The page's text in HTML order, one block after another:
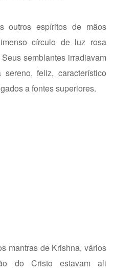
outros espíritos de mãos
círculo de luz rosa
semblantes irradiavam
feliz, característico
a fontes superiores.
mantras de Krishna, vários
do Cristo estavam ali